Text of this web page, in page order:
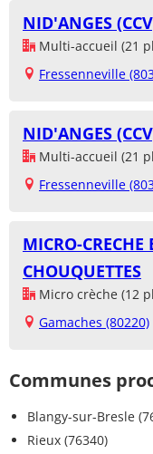
NID'ANGES
Multi-accueil (21
Fressenneville
NID'ANGES
Multi-accueil (21
Fressenneville
MICRO-
CHOUQUETTES
Micro crèche (12
Gamaches (80220)
Communes
Blangy-sur-Bresle
Rieux (76340)